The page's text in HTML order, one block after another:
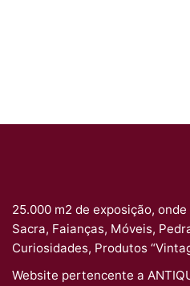
25.000 m2 de exposição,
Sacra, Faianças, Móveis,
Curiosidades, Produtos
Website pertencente a